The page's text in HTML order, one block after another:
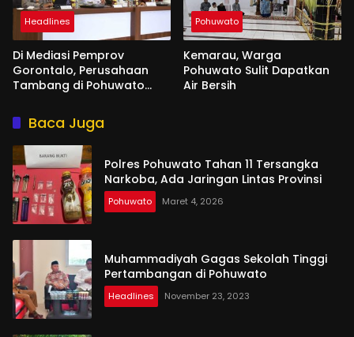
Headlines
Di Mediasi Pemprov
Gorontalo, Perusahaan
Tambang di Pohuwato
Ribuan Penambang
Pohuwato
Kemarau, Warga
Pohuwato Sulit Dapatkan
Air Bersih
Baca Juga
Polres Pohuwato Tahan 11 Tersangka
Narkoba, Ada Jaringan Lintas Provinsi
Pohuwato Maret 4, 2026
Muhammadiyah Gagas Sekolah Tinggi
Pertambangan di Pohuwato
Headlines November 23, 2023